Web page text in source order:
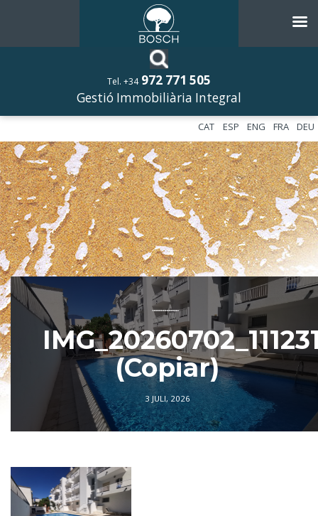
Tel. +34 972 771 505
Gestió Immobiliària Integral
DEU
FRA
ENG
ESP
CAT
––––––––––––
(Copiar)
3 JULI, 2026